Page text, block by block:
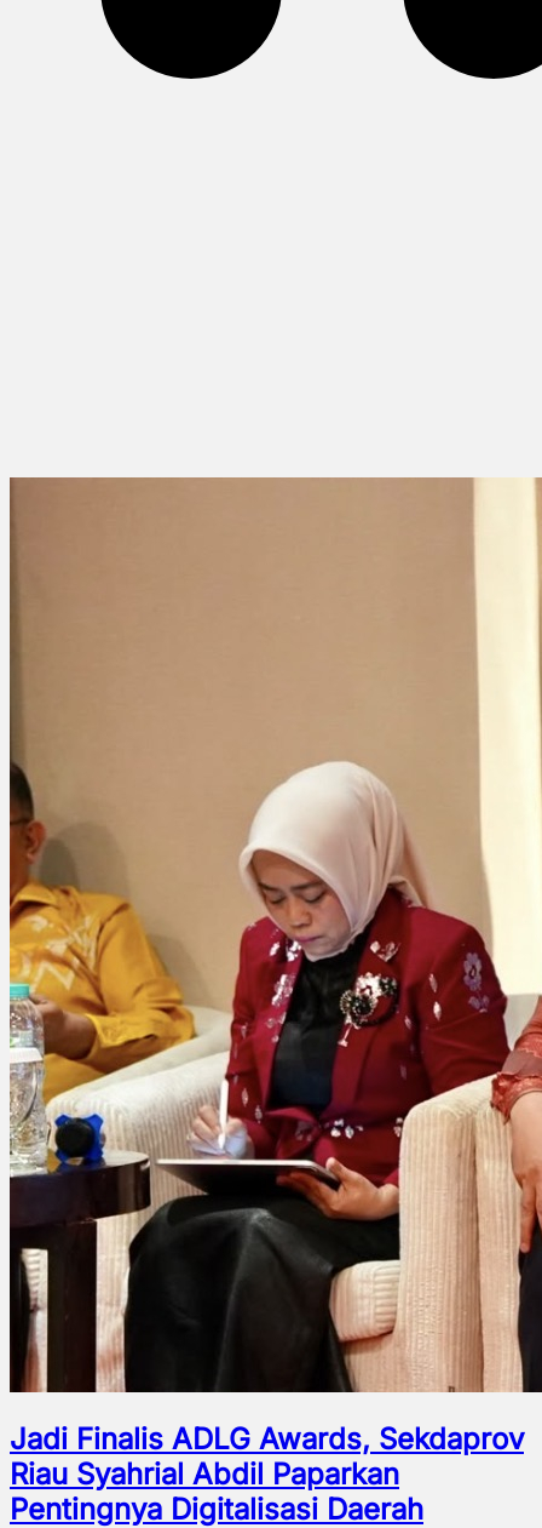
Jadi Finalis ADLG Awards, Sekdaprov
Riau Syahrial Abdil Paparkan
Pentingnya Digitalisasi Daerah